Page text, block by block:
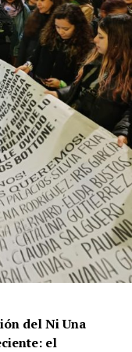
del Ni Una
el